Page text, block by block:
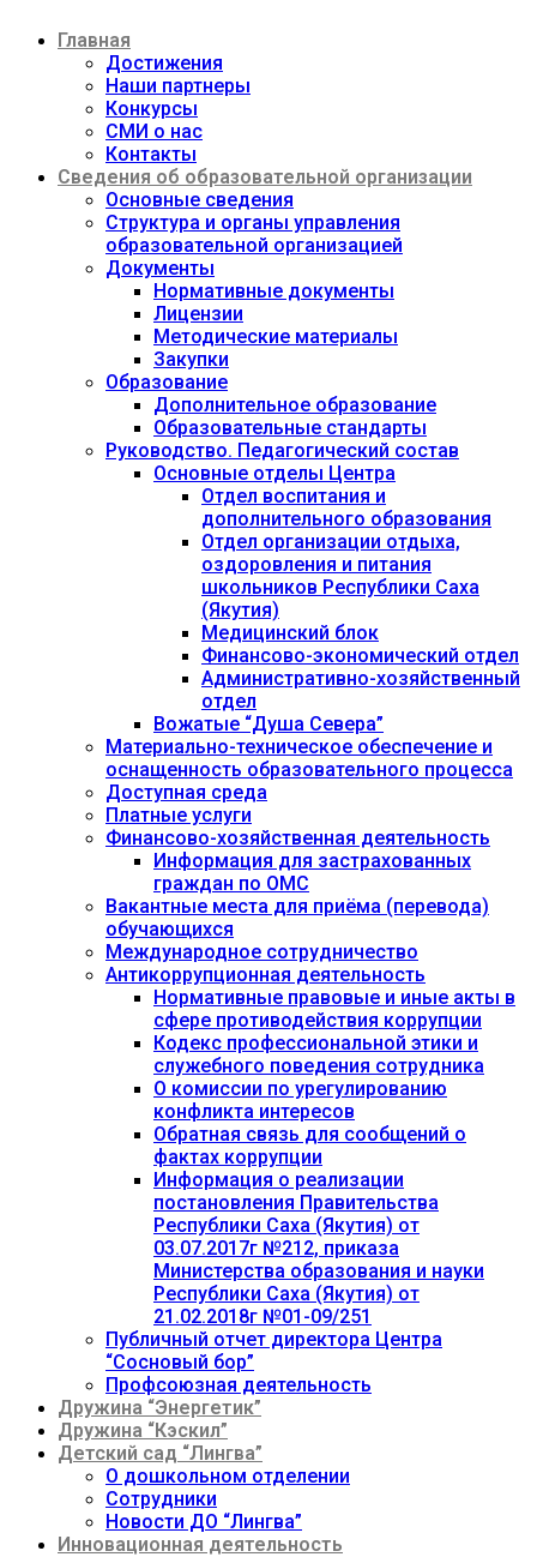
содержимому
Главная
Достижения
Наши партнеры
Конкурсы
СМИ о нас
Контакты
Сведения об образовательной организации
Основные сведения
Структура и органы управления
образовательной организацией
Документы
Нормативные документы
Лицензии
Методические материалы
Закупки
Образование
Дополнительное образование
Образовательные стандарты
Руководство. Педагогический состав
Основные отделы Центра
Отдел воспитания и
дополнительного образования
Отдел организации отдыха,
оздоровления и питания
школьников Республики Саха
(Якутия)
Медицинский блок
Финансово-экономический отдел
Административно-хозяйственный
отдел
Вожатые “Душа Севера”
Материально-техническое обеспечение и
оснащенность образовательного процесса
Доступная среда
Платные услуги
Финансово-хозяйственная деятельность
Информация для застрахованных
граждан по ОМС
Вакантные места для приёма (перевода)
обучающихся
Международное сотрудничество
Антикоррупционная деятельность
Нормативные правовые и иные акты в
сфере противодействия коррупции
Кодекс профессиональной этики и
служебного поведения сотрудника
О комиссии по урегулированию
конфликта интересов
Обратная связь для сообщений о
фактах коррупции
Информация о реализации
постановления Правительства
Республики Саха (Якутия) от
03.07.2017г №212, приказа
Министерства образования и науки
Республики Саха (Якутия) от
21.02.2018г №01-09/251
Публичный отчет директора Центра
“Сосновый бор”
Профсоюзная деятельность
Дружина “Энергетик”
Дружина “Кэскил”
Детский сад “Лингва”
О дошкольном отделении
Сотрудники
Новости ДО “Лингва”
Инновационная деятельность